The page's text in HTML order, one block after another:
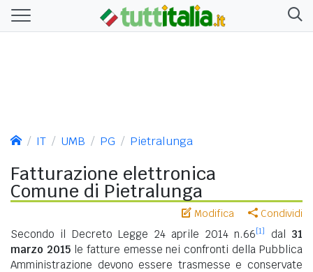
IT UMB PG Pietralunga
Fatturazione elettronica
Comune di Pietralunga
Modifica Condividi
Secondo il Decreto Legge 24 aprile 2014 n.66[1] dal 31
marzo 2015le fatture emesse nei confronti della Pubblica
Amministrazione devono essere trasmesse e conservate